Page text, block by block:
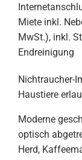
Miete inkl.
MwSt.), inkl.
Endreinigung
Nichtraucher-
Haustiere
Moderne
optisch
Herd,